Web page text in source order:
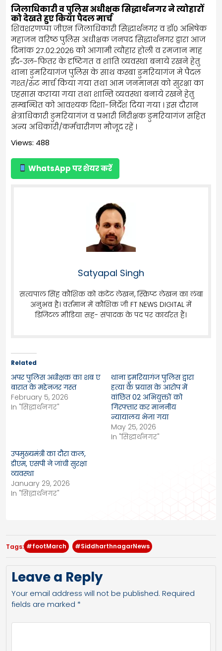
जिलाधिकारी व पुलिस अधीक्षक सिद्धार्थनगर ने त्योहारों
को देखते हुए किया पैदल मार्च
शिवशरणप्पा जीएन जिलाधिकारी सिद्धार्थनगर व डॉ0 अभिषेक
महाजन वरिष्ठ पुलिस अधीक्षक जनपद सिद्धार्थनगर द्वारा आज
दिनांक 27.02.2026 को आगामी त्यौहार होली व रमजान माह
ईंद-उल-फितर के दृष्टिगत व शांति व्यवस्था बनाये रखने हेतु
थाना डुमरियागंज पुलिस के साथ कस्बा डुमरियागंज मे पैदल
गश्त/रुट मार्च किया गया तथा आम जनमानस को सुरक्षा का
एहसास कराया गया तथा शान्ति व्यवस्था बनाये रखने हेतु
सम्बन्धित को आवश्यक दिशा-निर्देश दिया गया । इस दौरान
क्षेत्राधिकारी डुमरियागंज व प्रभारी निरीक्षक डुमरियागंज सहित
अन्य अधिकारी/कर्मचारीगण मौजूद रहें ।
Views: 488
WhatsApp पर शेयर करें
Satyapal Singh
सत्यपाल सिंह कौशिक को कंटेंट लेखन, स्क्रिप्ट लेखन का लंबा
अनुभव है। वर्तमान में कौशिक जी FT NEWS DIGITAL में
डिजिटल मीडिया सह- संपादक के पद पर कार्यरत हैं।
Related
अपर पुलिस अधीक्षक का शब ए
बारात के मद्देनजर गस्त
February 5, 2026
In "सिद्धार्थनगर"
थाना डुमरियागंज पुलिस द्वारा
हत्या के प्रयास के आरोप में
वांछित 02 अभियुक्तों को
गिरफ्तार कर माननीय
न्यायालय भेजा गया
May 25, 2026
In "सिद्धार्थनगर"
उपमुख्यमंत्री का दौरा कल,
डीएम, एसपी ने जांची सुरक्षा
व्यवस्था
January 29, 2026
In "सिद्धार्थनगर"
Tags: #footMarch #SiddharthnagarNews
Leave a Reply
Your email address will not be published. Required
fields are marked *